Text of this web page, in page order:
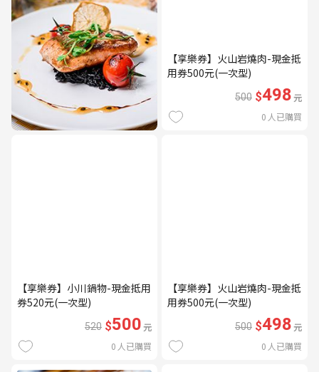
【享樂券】火山岩燒肉-現金抵
用券500元(一次型)
500 $498元
0 人已購買
【享樂券】小川鍋物-現金抵用
券520元(一次型)
520 $500元
0 人已購買
【享樂券】火山岩燒肉-現金抵
用券500元(一次型)
500 $498元
0 人已購買